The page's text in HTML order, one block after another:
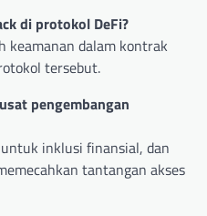
di protokol DeFi?
keamanan dalam kontrak
tersebut.
pengembangan
inklusi finansial, dan
tantangan akses